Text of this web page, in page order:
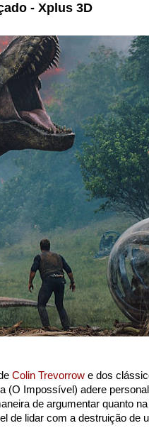
- Xplus 3D
Colin Trevorrow e dos
(O Impossível) adere
de argumentar quanto
de lidar com a destruição de